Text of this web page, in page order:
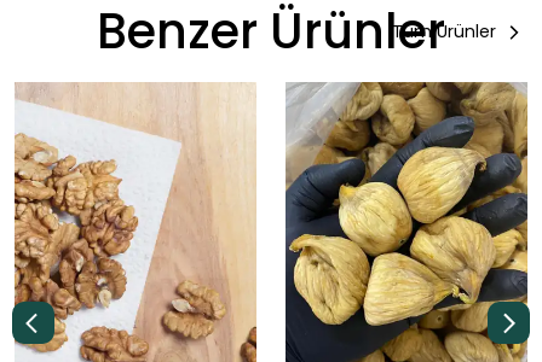
Benzer ÜrünlerTüm Ürünler